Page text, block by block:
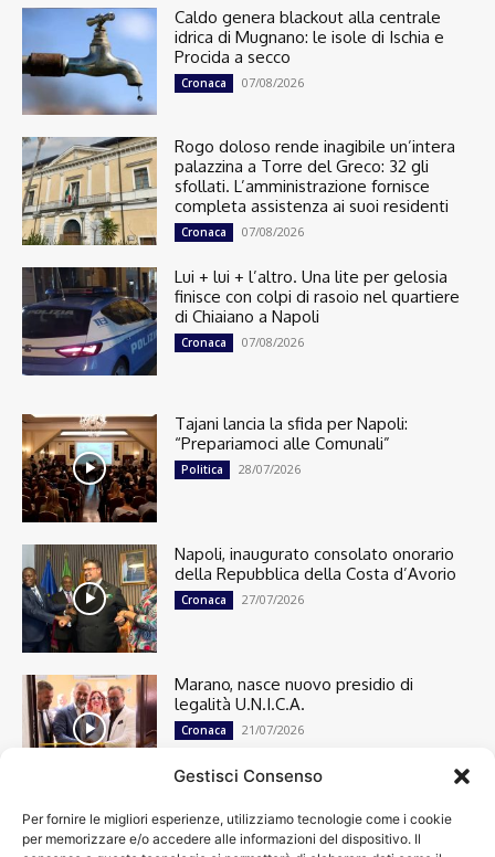
Gestisci Consenso
Per fornire le migliori esperienze, utilizziamo tecnologie come i cookie
per memorizzare e/o accedere alle informazioni del dispositivo. Il
Caldo genera blackout alla centrale
idrica di Mugnano: le isole di Ischia e
Procida a secco
Cronaca 07/08/2026
Rogo doloso rende inagibile un’intera
palazzina a Torre del Greco: 32 gli
sfollati. L’amministrazione fornisce
completa assistenza ai suoi residenti
Cronaca 07/08/2026
Lui + lui + l’altro. Una lite per gelosia
finisce con colpi di rasoio nel quartiere
di Chiaiano a Napoli
Cronaca 07/08/2026
Tajani lancia la sfida per Napoli:
“Prepariamoci alle Comunali”
Politica 28/07/2026
Napoli, inaugurato consolato onorario
della Repubblica della Costa d’Avorio
Cronaca 27/07/2026
Marano, nasce nuovo presidio di
legalità U.N.I.C.A.
Cronaca 21/07/2026
Cronaca
13498